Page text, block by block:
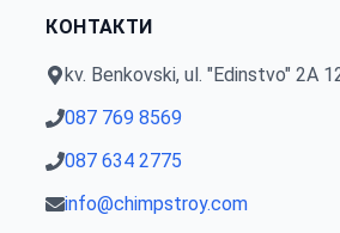
КОНТАКТИ
kv. Benkovski, ul. "Edinstvo" 2А
087 769 8569
087 634 2775
info@chimpstroy.com